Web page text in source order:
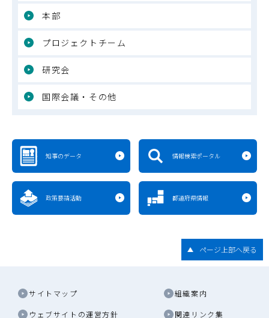
本部
プロジェクトチーム
研究会
国際会議・その他
知事のデータ 情報検索ポータル
政策要請活動 都道府県情報
ページ上部へ戻る
サイトマップ 組織案内
ウェブサイトの運営方針 関連リンク集